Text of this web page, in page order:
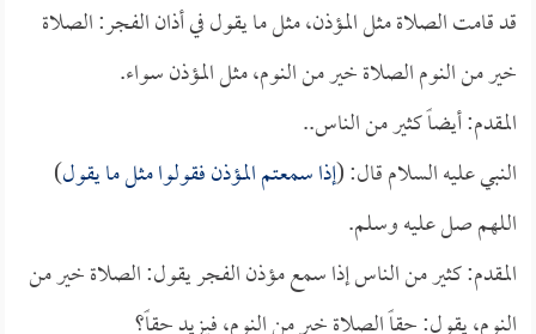
قد قامت الصلاة مثل المؤذن، مثل ما يقول في أذان الفجر: الصلاة
خير من النوم الصلاة خير من النوم، مثل المؤذن سواء.
المقدم: أيضاً كثير من الناس..
النبي عليه السلام قال: (إذا سمعتم المؤذن فقولوا مثل ما يقول)
اللهم صل عليه وسلم.
المقدم: كثير من الناس إذا سمع مؤذن الفجر يقول: الصلاة خير من